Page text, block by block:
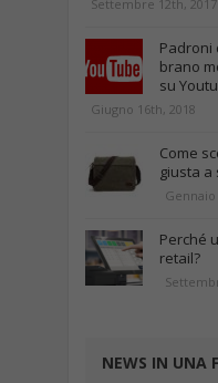
Settembre 12th, 2017
Padroni
brano
su
Giugno 16th, 2018
Come
giusta a
Gennaio
Perché
retail?
NEWS IN UNA